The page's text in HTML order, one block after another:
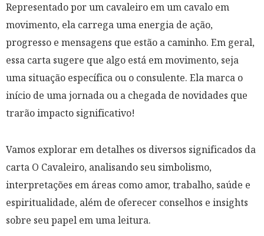
Representado por um cavaleiro em um cavalo em
movimento, ela carrega uma energia de ação,
progresso e mensagens que estão a caminho. Em geral,
essa carta sugere que algo está em movimento, seja
uma situação específica ou o consulente. Ela marca o
início de uma jornada ou a chegada de novidades que
trarão impacto significativo!
Vamos explorar em detalhes os diversos significados da
carta O Cavaleiro, analisando seu simbolismo,
interpretações em áreas como amor, trabalho, saúde e
espiritualidade, além de oferecer conselhos e insights
sobre seu papel em uma leitura.